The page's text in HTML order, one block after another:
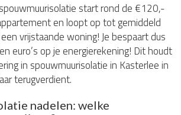
start rond de €120,-
en loopt op tot gemiddeld
vrijstaande woning! Je bespaart dus
euro’s op je energierekening! Dit houdt
in spouwmuurisolatie in Kasterlee in
terugverdient.
nadelen: welke